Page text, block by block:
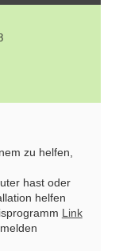
zu helfen,
hast oder
helfen
Link